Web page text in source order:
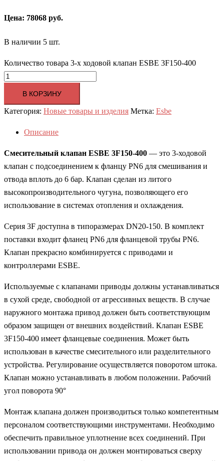
Цена: 78068 руб.
В наличии 5 шт.
Количество товара 3-х ходовой клапан ESBE 3F150-400
В КОРЗИНУ
Категория: Новые товары и изделия Метка: Esbe
Описание
Смесительный клапан ESBE 3F150-400 — это 3-ходовой
клапан с подсоединением к фланцу PN6 для смешивания и
отвода вплоть до 6 бар. Клапан сделан из литого
высокопроизводительного чугуна, позволяющего его
использование в системах отопления и охлаждения.
Серия 3F доступна в типоразмерах DN20-150. В комплект
поставки входит фланец PN6 для фланцевой трубы PN6.
Клапан прекрасно комбинируется с приводами и
контроллерами ESBE.
Используемые с клапанами приводы должны устанавливаться
в сухой среде, свободной от агрессивных веществ. В случае
наружного монтажа привод должен быть соответствующим
образом защищен от внешних воздействий. Клапан ESBE
3F150-400 имеет фланцевые соединения. Может быть
использован в качестве смесительного или разделительного
устройства. Регулирование осуществляется поворотом штока.
Клапан можно устанавливать в любом положении. Рабочий
угол поворота 90°
Монтаж клапана должен производиться только компетентным
персоналом соответствующими инструментами. Необходимо
обеспечить правильное уплотнение всех соединений. При
использовании привода он должен монтироваться сверху